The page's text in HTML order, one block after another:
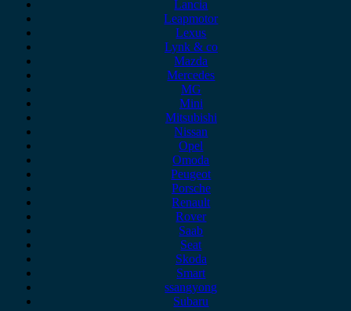
Lancia
Leapmotor
Lexus
Lynk & co
Mazda
Mercedes
MG
Mini
Mitsubishi
Nissan
Opel
Omoda
Peugeot
Porsche
Renault
Rover
Saab
Seat
Skoda
Smart
ssangyong
Subaru